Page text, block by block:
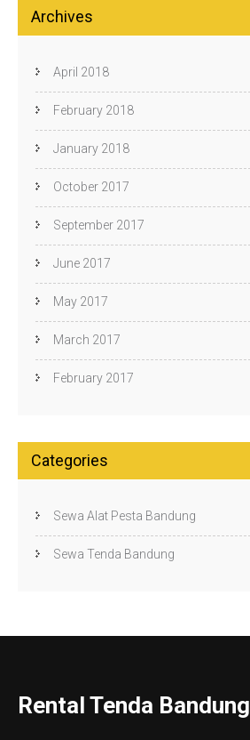
Archives
April 2018
February 2018
January 2018
October 2017
September 2017
June 2017
May 2017
March 2017
February 2017
Categories
Sewa Alat Pesta Bandung
Sewa Tenda Bandung
Rental Tenda Bandung